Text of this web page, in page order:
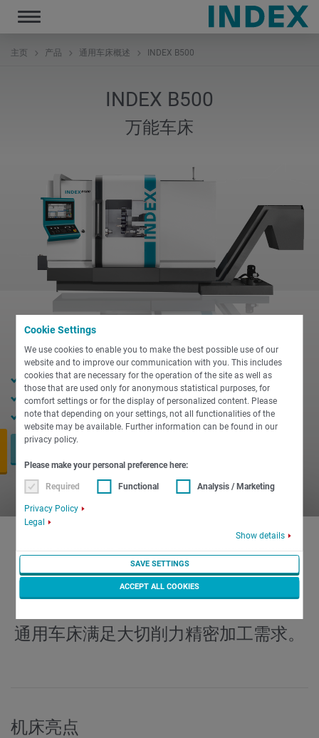
Cookie Settings
We use cookies to enable you to make the best possible use of our
website and to improve our communication with you. This includes
cookies that are necessary for the operation of the site as well as
those that are used only for anonymous statistical purposes, for
comfort settings or for the display of personalized content. Please
note that depending on your settings, not all functionalities of the
website may be available. Further information can be found in our
privacy policy.
Please make your personal preference here:
Required Functional Analysis / Marketing
Privacy Policy
Legal
Show details
SAVE SETTINGS
ACCEPT ALL COOKIES
Toggle
navigation
主页 产品 通用车床概述 INDEX B500
INDEX B500
万能车床
102 mm 主轴通孔
400 mm 卡盘直径
750 mm 车削长度
INDEX B500 - 最高水准的通用车
床
通用车床满足大切削力精密加工需求。
机床亮点